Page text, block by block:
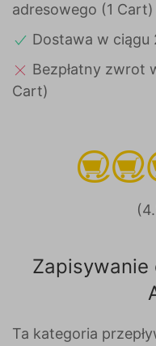
adresowego (1 Cart)
Dostawa w ciągu
Bezpłatny zwrot
Cart)
Zapisywanie
Ta kategoria